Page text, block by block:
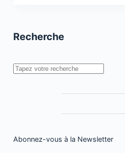
Recherche
Rechercher
Abonnez-vous à la Newsletter